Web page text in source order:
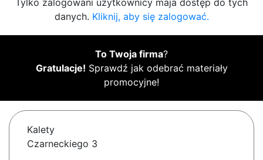
Tylko zalogowani użytkownicy maja dostęp do tych
danych. Kliknij, aby się zalogować.
To Twoja firma?
Gratulacje! Sprawdź jak odebrać materiały
promocyjne!
Kalety
Czarneckiego 3